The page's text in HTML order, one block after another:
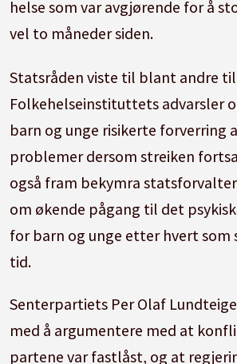
helse som var avgjørende for å
vel to måneder siden.
Statsråden viste til blant andre til
Folkehelseinstituttets advarsler
barn og unge risikerte forverring
problemer dersom streiken
også fram bekymra
om økende pågang til det
for barn og unge etter hvert som
tid.
Senterpartiets Per Olaf
med å argumentere med at
partene var fastlåst, og at